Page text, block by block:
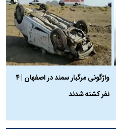
واژگونی مرگبار سمند در اصفهان | ۴
نفر کشته شدند